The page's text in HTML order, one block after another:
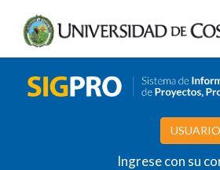
Ingrese con su